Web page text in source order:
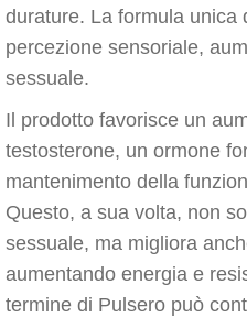
durature. La formula unica
percezione sensoriale,
sessuale.
Il prodotto favorisce un
testosterone, un ormone
mantenimento della
Questo, a sua volta, non
sessuale, ma migliora
aumentando energia e
termine di Pulsero può